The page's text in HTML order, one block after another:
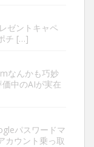
ゼントキャペ
チ […]
なんかも巧妙
中のAIが実在
パスワードマ
カウント乗っ取